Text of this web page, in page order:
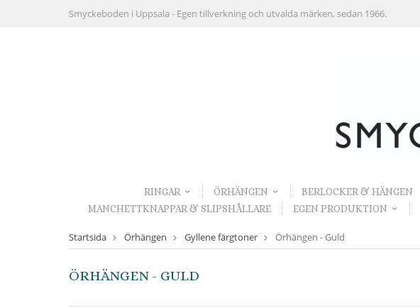
Smyckeboden i Uppsala - Egen tillverkning och utvalda märken, sedan 1966.
RINGAR ÖRHÄNGEN BERLOCKER & HÄNGEN
MANCHETTKNAPPAR & SLIPSHÅLLARE
EGEN PRODUKTION
Startsida Örhängen Gyllene färgtoner Örhängen - Guld
ÖRHÄNGEN - GULD